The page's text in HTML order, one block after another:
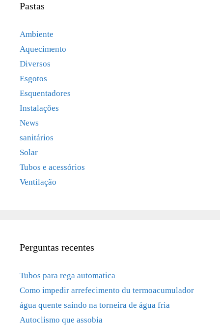
Pastas
Ambiente
Aquecimento
Diversos
Esgotos
Esquentadores
Instalações
News
sanitários
Solar
Tubos e acessórios
Ventilação
Perguntas recentes
Tubos para rega automatica
Como impedir arrefecimento du termoacumulador
água quente saindo na torneira de água fria
Autoclismo que assobia